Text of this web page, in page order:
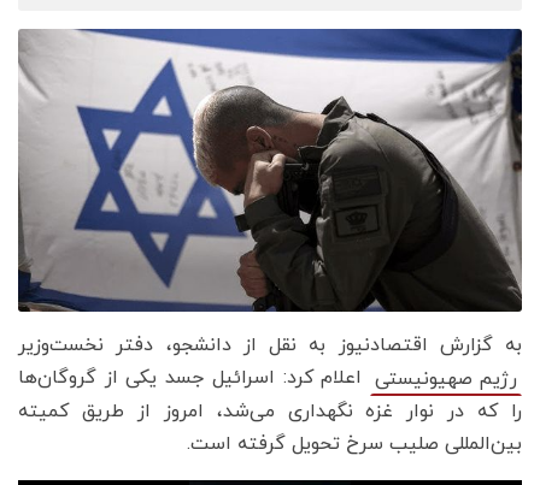
به گزارش اقتصادنیوز به نقل از دانشجو، دفتر نخست‌وزیر
رژیم صهیونیستی اعلام کرد: اسرائیل جسد یکی از گروگان‌ها
را که در نوار غزه نگهداری می‌شد، امروز از طریق کمیته
بین‌المللی صلیب سرخ تحویل گرفته است.